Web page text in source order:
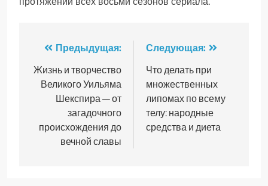
Навигация
по
записям
Предыдущая:
Жизнь и творчество
Великого Уильяма
Шекспира — от
загадочного
происхождения до
вечной славы
Следующая:
Что делать при
множественных
липомах по всему
телу: народные
средства и диета